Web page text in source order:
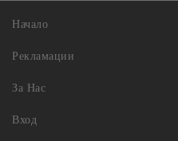
Начало
Рекламации
За Нас
Вход